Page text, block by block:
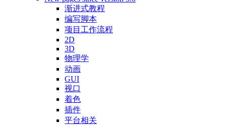
渐进式教程
编写脚本
项目工作流程
2D
3D
物理学
动画
GUI
视口
着色
插件
平台相关